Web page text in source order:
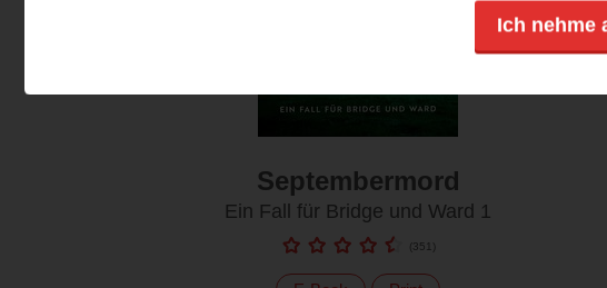
Septembermord
Ein Fall für Bridge und Ward 1
(351 )
Ich nehme